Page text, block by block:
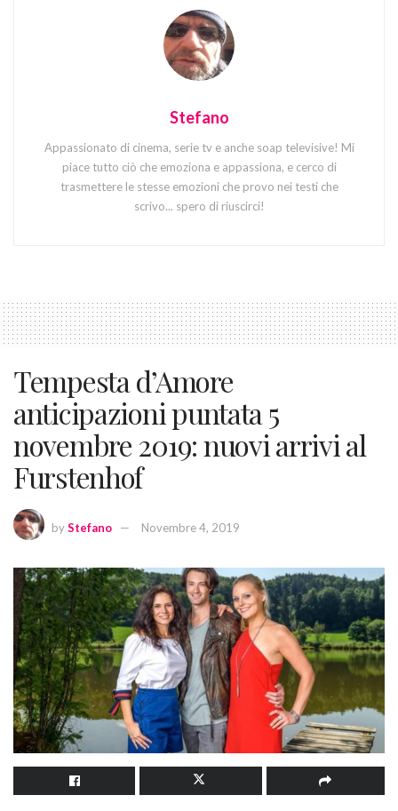
Stefano
Appassionato di cinema, serie tv e anche soap televisive! Mi
piace tutto ciò che emoziona e appassiona, e cerco di
trasmettere le stesse emozioni che provo nei testi che
scrivo... spero di riuscirci!
Tempesta d’Amore
anticipazioni puntata 5
novembre 2019: nuovi arrivi al
Furstenhof
byStefano Novembre 4, 2019